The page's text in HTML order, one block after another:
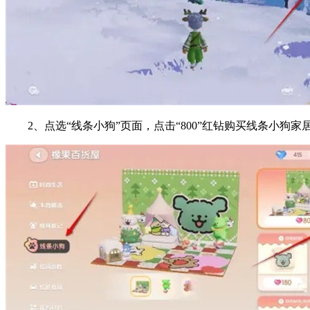
2、点选“线条小狗”页面，点击“800”红钻购买线条小狗家